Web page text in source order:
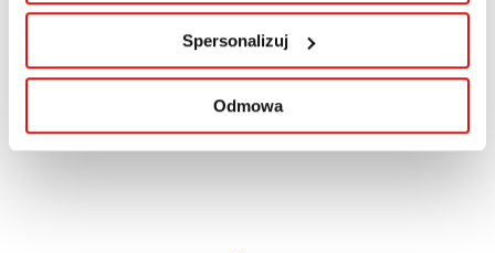
Spersonalizuj
Odmowa
mail: biurokarier@wspa.pl